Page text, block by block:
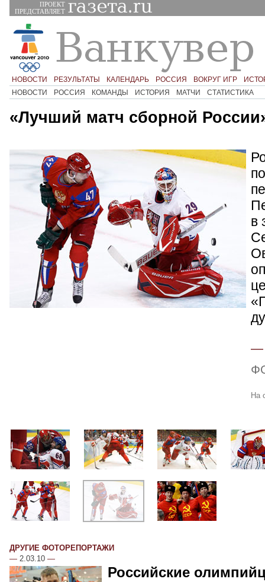
ПРОЕКТ
ПРЕДСТАВЛЯЕТ
НОВОСТИ РЕЗУЛЬТАТЫ КАЛЕНДАРЬ РОССИЯ ВОКРУГ ИГР
НОВОСТИ
РОССИЯ КОМАНДЫ ИСТОРИЯ МАТЧИ СТАТИСТИКА
«Лучший матч сборной
в
На
ДРУГИЕ ФОТОРЕПОРТАЖИ
— 2.03.10 —
Российские